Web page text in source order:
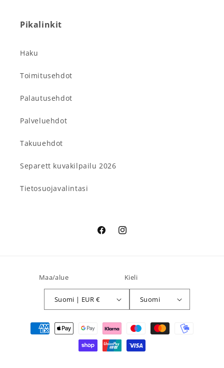
Pikalinkit
Haku
Toimitusehdot
Palautusehdot
Palveluehdot
Takuuehdot
Separett kuvakilpailu 2026
Tietosuojavalintasi
FacebookInstagram
Maa/alue
Suomi | EUR €
Kieli
Suomi
Maksutavat